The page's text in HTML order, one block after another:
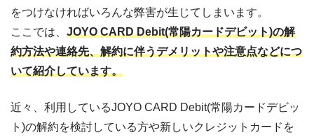
をつけなければいろんな弊害が生じてしまいます。
ここでは、 JOYO CARD Debit(常陽カードデビット)の解
約方法や連絡先、解約に伴うデメリットや注意点などにつ
いて紹介しています。
近々、利用しているJOYO CARD Debit(常陽カードデビッ
ト)の解約を検討している方や新しいクレジットカードを